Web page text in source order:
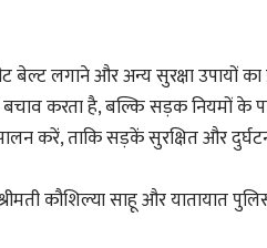
लगाने और अन्य सुरक्षा उपायों का
करता है, बल्कि सड़क नियमों के
करें, ताकि सड़कें सुरक्षित और
कौशिल्या साहू और यातायात